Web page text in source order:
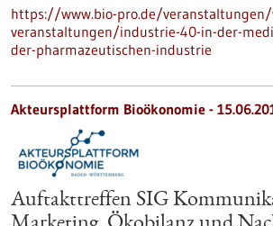
https://www.bio-pro.de/veranstaltungen/
veranstaltungen/industrie-40-in-der-
der-pharmazeutischen-industrie
Akteursplattform Bioökonomie -
Auftakttreffen SIG